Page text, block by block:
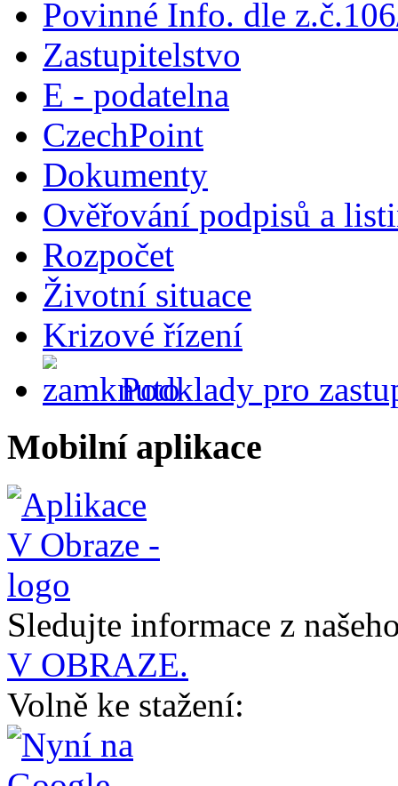
Povinné Info. dle
Zastupitelstvo
E - podatelna
CzechPoint
Dokumenty
Ověřování podpisů a
Rozpočet
Životní situace
Krizové řízení
Podklady pro
Mobilní aplikace
Sledujte informace z
V OBRAZE.
Volně ke stažení: